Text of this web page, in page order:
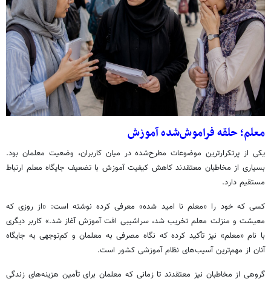
معلم؛ حلقه فراموش‌شده آموزش
یکی از پرتکرارترین موضوعات مطرح‌شده در میان کاربران، وضعیت معلمان بود.
بسیاری از مخاطبان معتقدند کاهش کیفیت آموزش با تضعیف جایگاه معلم ارتباط
مستقیم دارد.
کسی که خود را «معلم نا امید شده» معرفی کرده نوشته است: «از روزی که
معیشت و منزلت معلم تخریب شد، سراشیبی افت آموزش آغاز شد.» کاربر دیگری
با نام «معلم» نیز تأکید کرده که نگاه مصرفی به معلمان و کم‌توجهی به جایگاه
آنان از مهم‌ترین آسیب‌های نظام آموزشی کشور است.
گروهی از مخاطبان نیز معتقدند تا زمانی که معلمان برای تأمین هزینه‌های زندگی